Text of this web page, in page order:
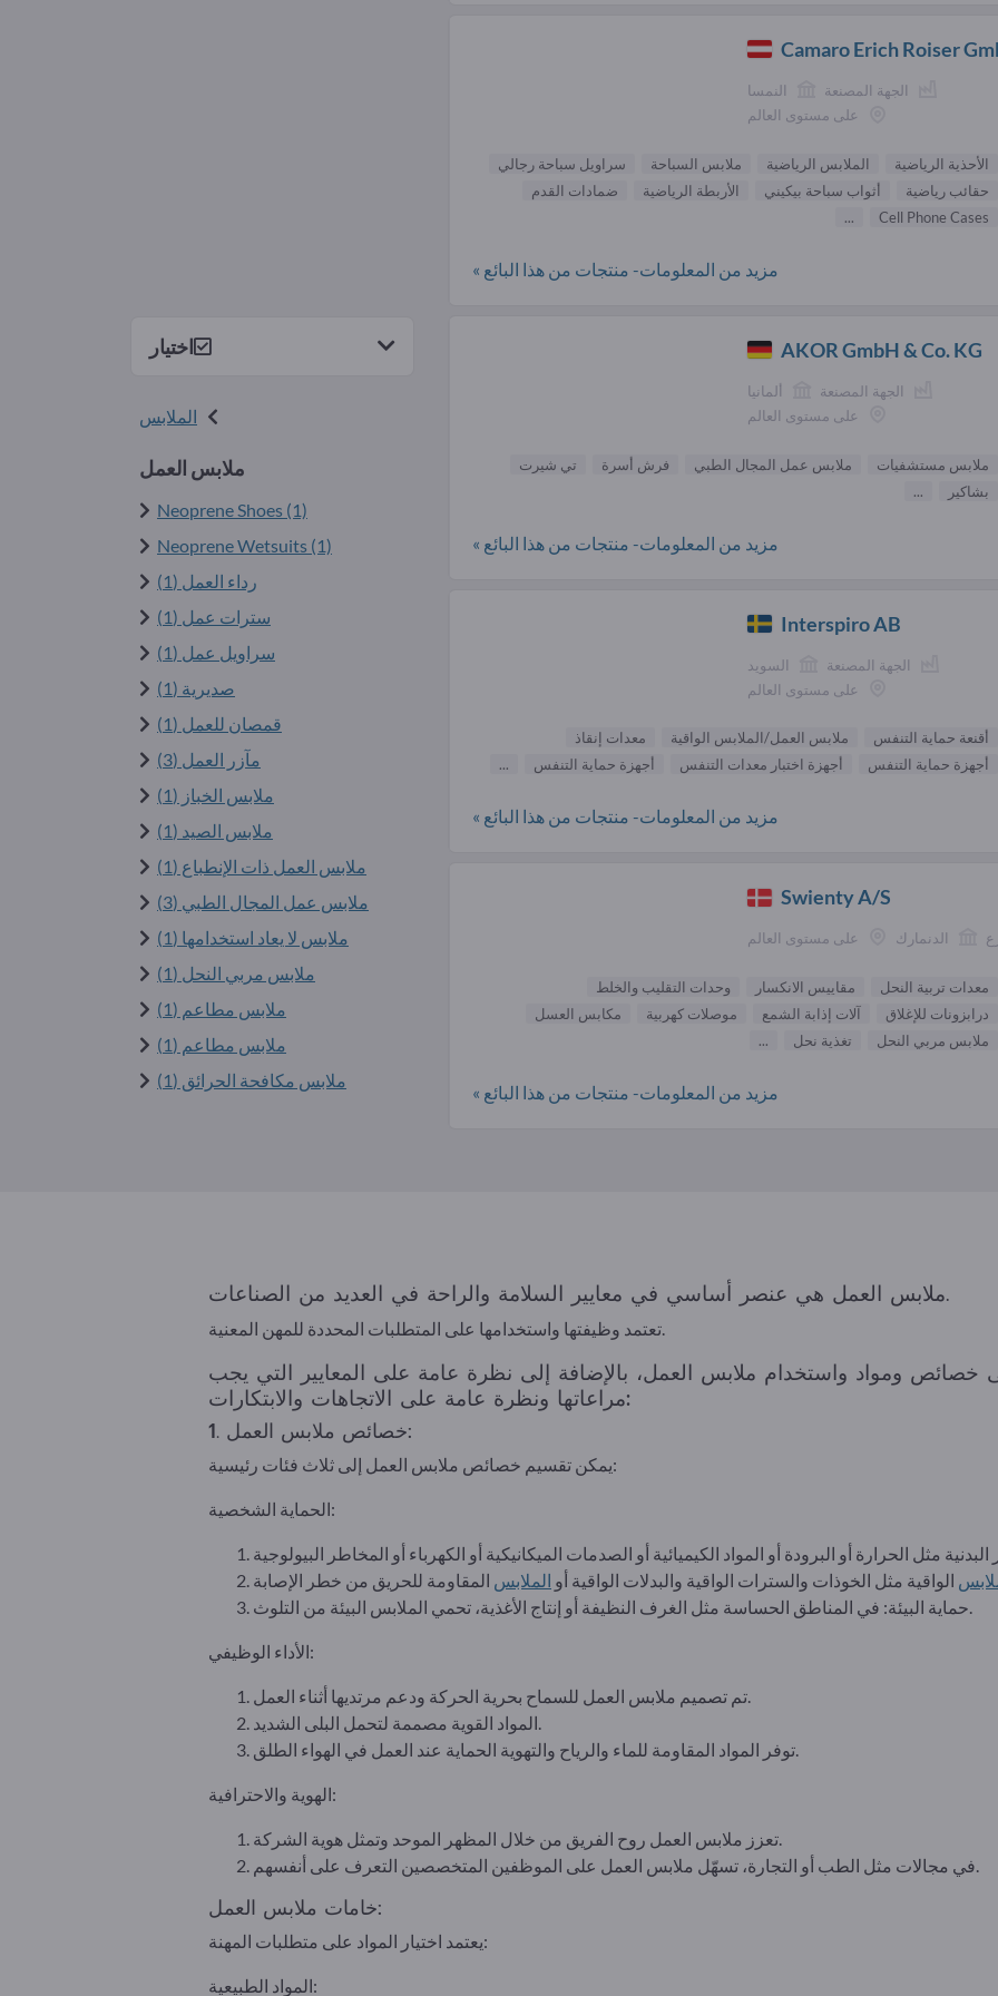
اختيار
الملابس
ملابس العمل
Neoprene Shoes (1)
Neoprene Wetsuits (1)
رداء العمل (1)
سترات عمل (1)
سراويل عمل (1)
صديرية (1)
قمصان للعمل (1)
مآزر العمل (3)
ملابس الخباز (1)
ملابس الصيد (1)
ملابس العمل ذات الإنطباع (1)
ملابس عمل المجال الطبي (3)
ملابس لا يعاد استخدامها (1)
ملابس مربي النحل (1)
ملابس مطاعم (1)
ملابس مطاعم (1)
ملابس مكافحة الحرائق (1)
Camaro Erich Roiser
الجهة المصنعة
النمسا
على مستوى العالم
الأحذية الرياضية الملابس الرياضية ملابس السباحة
سراويل سباحة رجالي
حقائب رياضية
أثواب سباحة بيكيني الأربطة الرياضية
ضمادات القدم
Cell Phone Cases
...
مزيد من المعلومات- منتجات من هذا البائع »
AKOR GmbH & Co. KG
الجهة المصنعة
ألمانيا
على مستوى العالم
ملابس مستشفيات ملابس عمل المجال الطبي فرش أسرة
تي شيرت
بشاكير
...
مزيد من المعلومات- منتجات من هذا البائع »
Interspiro AB
الجهة المصنعة
السويد
على مستوى العالم
أقنعة حماية التنفس ملابس العمل/الملابس الواقية
معدات إنقاذ
أجهزة حماية التنفس
أجهزة اختبار معدات التنفس أجهزة حماية التنفس ...
مزيد من المعلومات- منتجات من هذا البائع »
Swienty A/S
الدنمارك على مستوى العالم
معدات تربية النحل مقاييس الانكسار
وحدات التقليب والخلط
درابزونات للإغلاق
آلات إذابة الشمع موصلات كهربية
مكابس العسل
ملابس مربي النحل
تغذية نحل ...
مزيد من المعلومات- منتجات من هذا البائع »
ملابس العمل هي عنصر أساسي في معايير السلامة والراحة في العديد من الصناعات.
خصائص ومواد واستخدام ملابس العمل، بالإضافة إلى نظرة عامة على المعايير التي يجب
مراعاتها ونظرة عامة على الاتجاهات والابتكارات:
1. خصائص ملابس العمل:
يمكن تقسيم خصائص ملابس العمل إلى ثلاث فئات رئيسية:
الحماية الشخصية:
الواقية مثل الخوذات والسترات الواقية والبدلات الواقية أو الملابس
الأداء الوظيفي:
الهوية والاحترافية:
خامات ملابس العمل:
يعتمد اختيار المواد على متطلبات المهنة:
المواد الطبيعية: